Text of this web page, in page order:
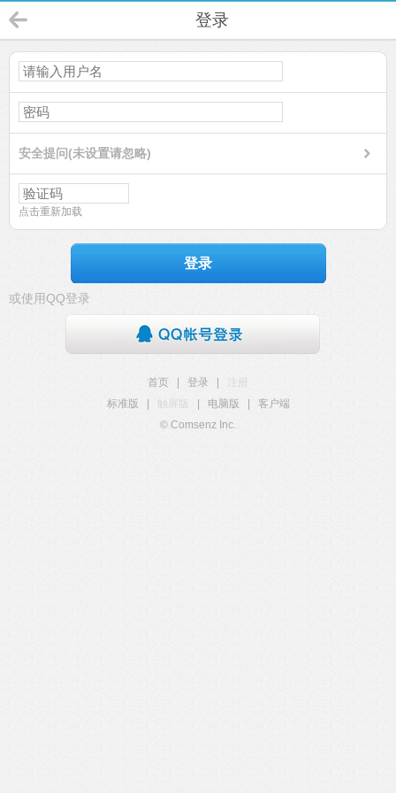
登录
安全提问(未设置请忽略)
点击重新加载
登录
或使用QQ登录
首页 登录
注册
标准版
触屏版 电脑版
客户端
© Comsenz Inc.